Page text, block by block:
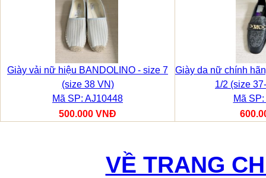
Giày vải nữ hiệu BANDOLINO - size 7
(size 38 VN)
Mã SP: AJ10448
500.000 VNĐ
Giày da nữ chính
1/2 (size
Mã
VỀ TRANG